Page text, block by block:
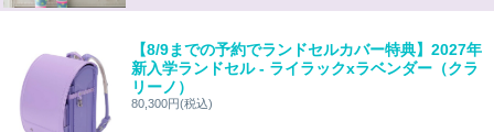
【8/9までの予約でランドセルカバー特典】2027年
新入学ランドセル - ライラックxラベンダー（クラ
リーノ）
80,300円(税込)